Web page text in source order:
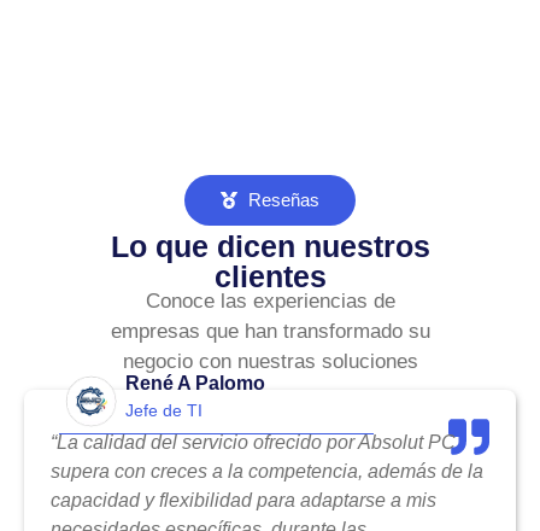
Reseñas
Lo que dicen nuestros
clientes
Conoce las experiencias de
empresas que han transformado su
negocio con nuestras soluciones
René A Palomo
Jefe de TI
“La calidad del servicio ofrecido por Absolut PC
supera con creces a la competencia, además de la
capacidad y flexibilidad para adaptarse a mis